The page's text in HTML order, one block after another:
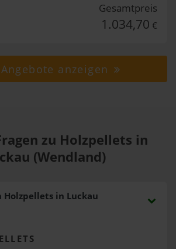
Gesamtpreis
1.034,70 €
anzeigen
zu Holzpellets in
(Wendland)
Holzpellets in Luckau